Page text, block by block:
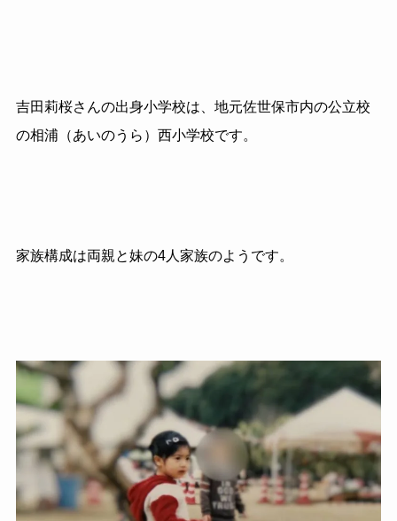
吉田莉桜さんの出身小学校は、地元佐世保市内の公立校
の相浦（あいのうら）西小学校です。
家族構成は両親と妹の4人家族のようです。